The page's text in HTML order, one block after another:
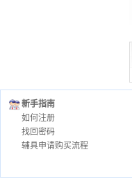
新手指南
如何注册
找回密码
辅具申请购买流程